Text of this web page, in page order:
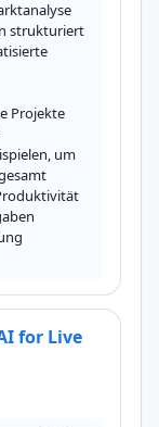
strukturiert
Projekte
um
for Live